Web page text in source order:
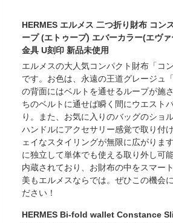
HERMES エルメス 二つ折り財布 コン
ープ (エトゥープ) エバーカラー(エヴ
金具 U刻印 新品未使用
エルメスの大人気コンパクト財布「コ
です。お色は、永遠の王道グレージュ
の背面にはベルトを通せるループが施
ちのベルトに通せば瞬く間にウエスト
り。また、お気に入りのバッグのショ
ハンドルにアクセサリー感覚で取り付
ェイなスタイリングが無限に広がりま
に独立して単体でも使える取り外し可
内蔵されており、お財布の中をスマー
美もエルメスならでは。ぜひこの機会
ださい！
HERMES Bi-fold wallet Constance